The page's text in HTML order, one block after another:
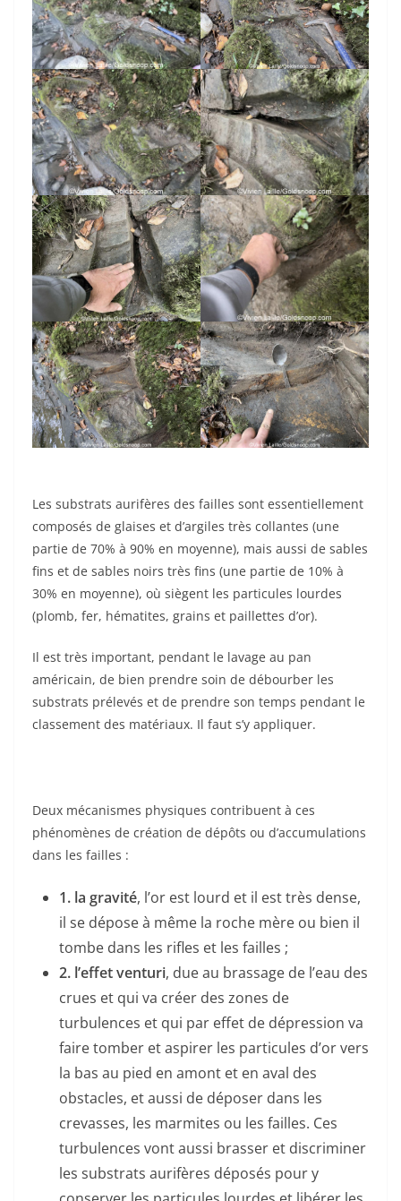
Les substrats aurifères des failles sont essentiellement
composés de glaises et d’argiles très collantes (une
partie de 70% à 90% en moyenne), mais aussi de sables
fins et de sables noirs très fins (une partie de 10% à
30% en moyenne), où siègent les particules lourdes
(plomb, fer, hématites, grains et paillettes d’or).
Il est très important, pendant le lavage au pan
américain, de bien prendre soin de débourber les
substrats prélevés et de prendre son temps pendant le
classement des matériaux. Il faut s’y appliquer.
Deux mécanismes physiques contribuent à ces
phénomènes de création de dépôts ou d’accumulations
dans les failles :
1. la gravité, l’or est lourd et il est très dense,
il se dépose à même la roche mère ou bien il
tombe dans les rifles et les failles ;
2. l’effet venturi, due au brassage de l’eau des
crues et qui va créer des zones de
turbulences et qui par effet de dépression va
faire tomber et aspirer les particules d’or vers
la bas au pied en amont et en aval des
obstacles, et aussi de déposer dans les
crevasses, les marmites ou les failles. Ces
turbulences vont aussi brasser et discriminer
les substrats aurifères déposés pour y